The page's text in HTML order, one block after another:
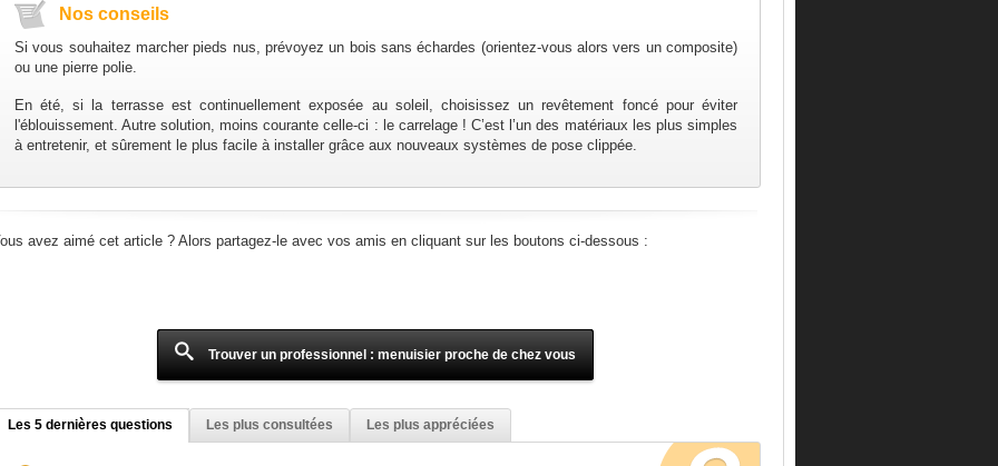
Nos conseils
Si vous souhaitez marcher pieds nus, prévoyez un bois sans échardes (orientez-vous alors vers un composite)
ou une pierre polie.
En été, si la terrasse est continuellement exposée au soleil, choisissez un revêtement foncé pour éviter
l'éblouissement. Autre solution, moins courante celle-ci : le carrelage ! C’est l’un des matériaux les plus simples
à entretenir, et sûrement le plus facile à installer grâce aux nouveaux systèmes de pose clippée.
avez aimé cet article ? Alors partagez-le avec vos amis en cliquant sur les boutons ci-dessous :
Trouver un professionnel : menuisier proche de chez vous
Les 5 dernières questions Les plus consultées Les plus appréciées